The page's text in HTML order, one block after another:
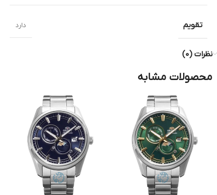
تقویم دارد
نظرات (0)
محصولات مشابه